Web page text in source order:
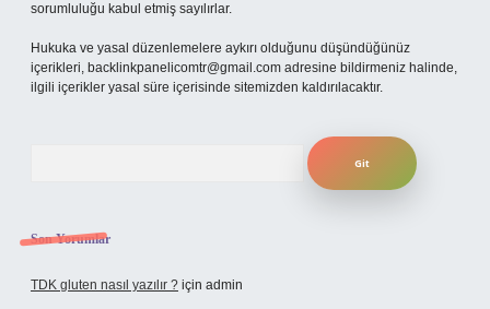
sorumluluğu kabul etmiş sayılırlar.
Hukuka ve yasal düzenlemelere aykırı olduğunu düşündüğünüz
içerikleri, backlinkpanelicomtr@gmail.com adresine bildirmeniz halinde,
ilgili içerikler yasal süre içerisinde sitemizden kaldırılacaktır.
Son Yorumlar
TDK gluten nasıl yazılır ? için admin